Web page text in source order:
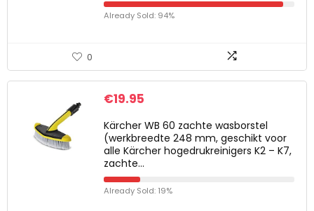
Already Sold: 94%
0
€19.95
Kärcher WB 60 zachte wasborstel
(werkbreedte 248 mm, geschikt voor
alle Kärcher hogedrukreinigers K2 – K7,
zachte…
Already Sold: 19%